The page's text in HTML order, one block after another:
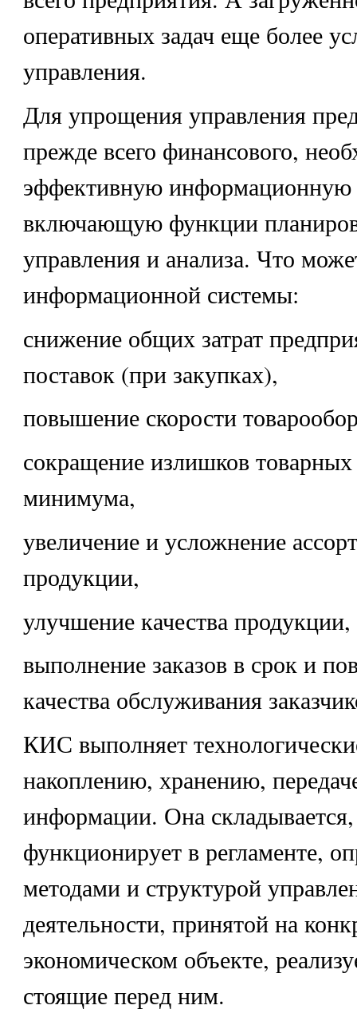
оперативных задач еще более
управления.
Для упрощения управления
прежде всего финансового,
эффективную информационную
включающую функции
управления и анализа. Что
информационной системы:
снижение общих затрат
поставок (при закупках),
повышение скорости
сокращение излишков товарных
минимума,
увеличение и усложнение
продукции,
улучшение качества продукции,
выполнение заказов в срок и
качества обслуживания
КИС выполняет
накоплению, хранению,
информации. Она
функционирует в регламенте,
методами и структурой
деятельности, принятой на
экономическом объекте,
стоящие перед ним.